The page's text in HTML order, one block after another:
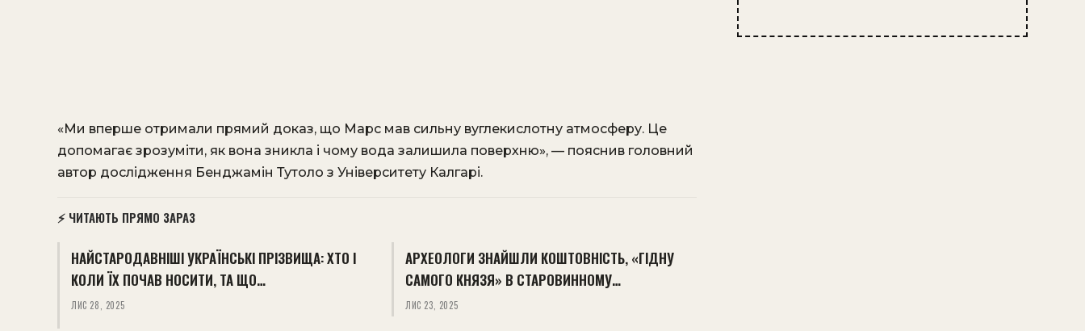
«Ми вперше отримали прямий доказ, що Марс мав сильну вуглекислотну атмосферу. Це
допомагає зрозуміти, як вона зникла і чому вода залишила поверхню», — пояснив головний
автор дослідження Бенджамін Тутоло з Університету Калгарі.
⚡ ЧИТАЮТЬ ПРЯМО ЗАРАЗ
НАЙСТАРОДАВНІШІ УКРАЇНСЬКІ ПРІЗВИЩА: ХТО І
КОЛИ ЇХ ПОЧАВ НОСИТИ, ТА ЩО…
ЛИС 28, 2025
АРХЕОЛОГИ ЗНАЙШЛИ КОШТОВНІСТЬ, «ГІДНУ
САМОГО КНЯЗЯ» В СТАРОВИННОМУ…
ЛИС 23, 2025